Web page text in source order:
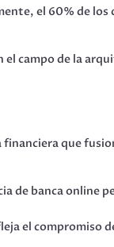
el 60% de
campo de la
que
de banca online
el compromiso